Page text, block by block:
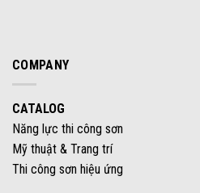
COMPANY
CATALOG
Năng lực thi công sơn
Mỹ thuật & Trang trí
Thi công sơn hiệu ứng